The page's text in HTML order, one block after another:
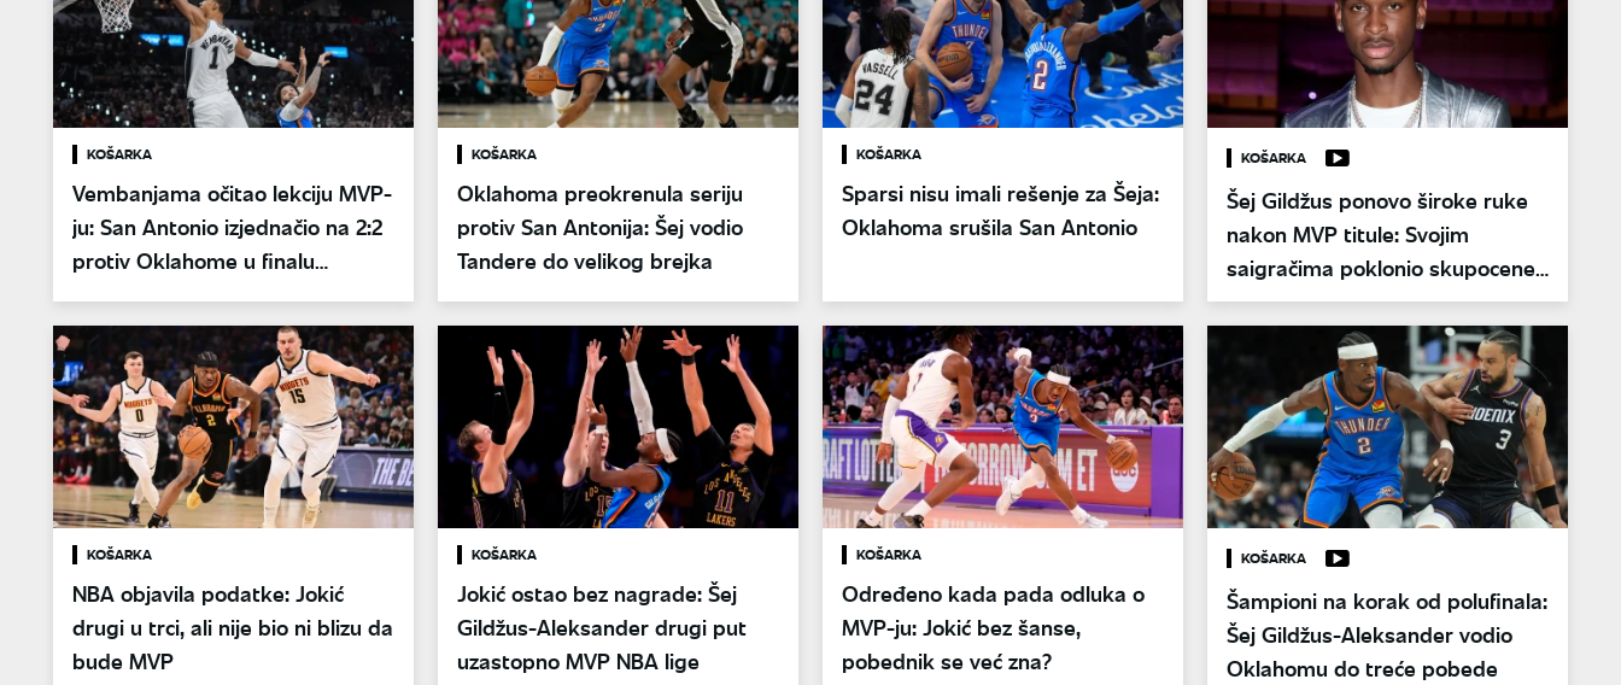
KOŠARKA
Vembanjama očitao lekciju MVP-
ju: San Antonio izjednačio na 2:2
protiv Oklahome u finalu
Zapada
KOŠARKA
Oklahoma preokrenula seriju
protiv San Antonija: Šej vodio
Tandere do velikog brejka
KOŠARKA
Sparsi nisu imali rešenje za Šeja:
Oklahoma srušila San Antonio
KOŠARKA
Šej Gildžus ponovo široke ruke
nakon MVP titule: Svojim
saigračima poklonio skupocene
poklone
KOŠARKA
NBA objavila podatke: Jokić
drugi u trci, ali nije bio ni blizu da
bude MVP
KOŠARKA
Jokić ostao bez nagrade: Šej
Gildžus-Aleksander drugi put
uzastopno MVP NBA lige
KOŠARKA
Određeno kada pada odluka o
MVP-ju: Jokić bez šanse,
pobednik se već zna?
KOŠARKA
Šampioni na korak od polufinala:
Šej Gildžus-Aleksander vodio
Oklahomu do treće pobede